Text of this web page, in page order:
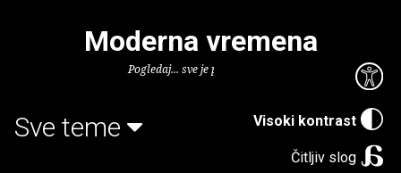
Visoki kontrast
Čitljiv slog
Moderna vremena
Pogledaj... sve je puno knjiga.
Sve teme